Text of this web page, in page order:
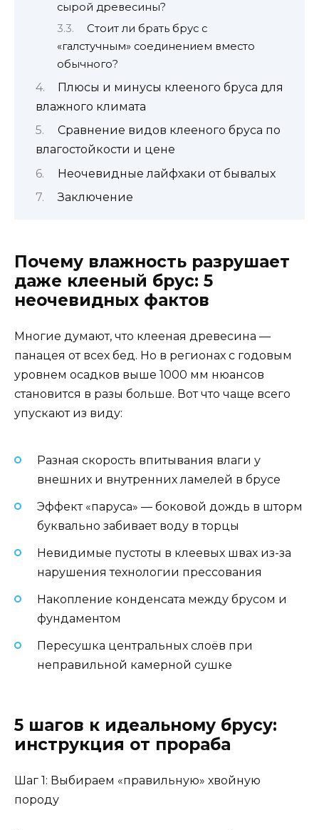
сырой древесины?
Стоит ли брать брус с
«галстучным» соединением вместо
обычного?
Плюсы и минусы клееного бруса для
влажного климата
Сравнение видов клееного бруса по
влагостойкости и цене
Неочевидные лайфхаки от бывалых
Заключение
Почему влажность разрушает
даже клееный брус: 5
неочевидных фактов
Многие думают, что клееная древесина —
панацея от всех бед. Но в регионах с годовым
уровнем осадков выше 1000 мм нюансов
становится в разы больше. Вот что чаще всего
упускают из виду:
Разная скорость впитывания влаги у
внешних и внутренних ламелей в брусе
Эффект «паруса» — боковой дождь в шторм
буквально забивает воду в торцы
Невидимые пустоты в клеевых швах из-за
нарушения технологии прессования
Накопление конденсата между брусом и
фундаментом
Пересушка центральных слоёв при
неправильной камерной сушке
5 шагов к идеальному брусу:
инструкция от прораба
Шаг 1: Выбираем «правильную» хвойную
породу